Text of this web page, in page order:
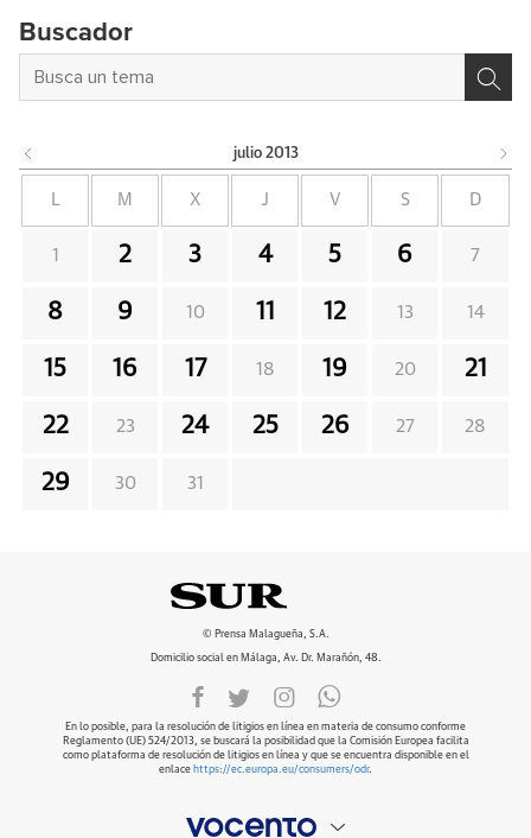
Buscador
julio 2013
L M X J V S D
1 2 3 4 5 6 7
8 9 10 11 12 13 14
15 16 17 18 19 20 21
22 23 24 25 26 27 28
29 30 31
© Prensa Malagueña, S.A.
Domicilio social en Málaga, Av. Dr. Marañón, 48.
En lo posible, para la resolución de litigios en línea en materia de consumo conforme
Reglamento (UE) 524/2013, se buscará la posibilidad que la Comisión Europea facilita
como plataforma de resolución de litigios en línea y que se encuentra disponible en el
enlace https://ec.europa.eu/consumers/odr.